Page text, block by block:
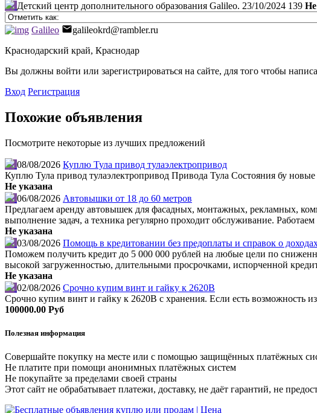
Детский центр дополнительного образования Galileo. 23/10/2024 139 Не
Galileo
galileokrd@rambler.ru
Краснодарский край, Краснодар
Вы должны войти или зарегистрироваться на сайте, для того чтобы
Вход Регистрация
Похожие объявления
Посмотрите некоторые из лучших предложений
08/08/2026 Куплю Тула привод тулаэлектропривод
Куплю Тула привод тулаэлектропривод Привода Тула Состояния бу
Не указана
06/08/2026 Автовышки от 18 до 60 метров
Предлагаем аренду автовышек для фасадных, монтажных, рекламных,
выполнение задач, а техника регулярно проходит обслуживание.
Не указана
03/08/2026 Помощь в кредитовании без предоплаты и справок о
Поможем получить кредит до 5 000 000 рублей на любые цели по
высокой загруженностью, длительными просрочками, испорченной
Не указана
02/08/2026 Срочно купим винт и гайку к 2620В
Срочно купим винт и гайку к 2620В с хранения. Если есть возможность
100000.00 Руб
Полезная информация
Совершайте покупку на месте или с помощью защищённых платёжных
Не платите при помощи анонимных платёжных систем
Не покупайте за пределами своей страны
Этот сайт не обрабатывает платежи, доставку, не даёт гарантий, не